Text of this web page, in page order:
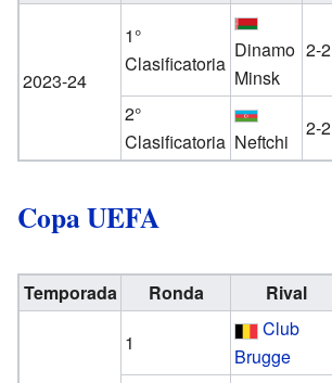
2023-24
1°
Clasificatoria
Dinamo
Minsk
2-2
2°
Clasificatoria Neftchi
2-2
Copa UEFA
Temporada Ronda Rival
1
Club
Brugge